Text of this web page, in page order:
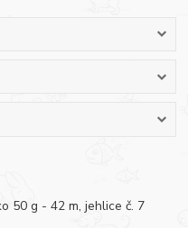
50 g - 42 m, jehlice č. 7